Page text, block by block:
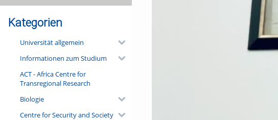
Kategorien
Universität allgemein
Informationen zum Studium
ACT - Africa Centre for
Transregional Research
Biologie
Centre for Security and Society